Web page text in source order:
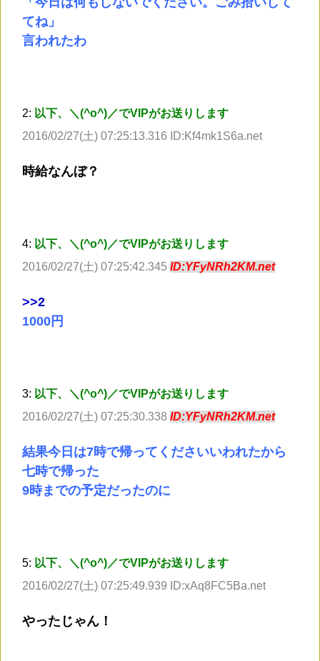
てね」
言われたわ
2: 以下、＼(^o^)／でVIPがお送りします
2016/02/27(土) 07:25:13.316 ID:Kf4mk1S6a.net
時給なんぼ？
4: 以下、＼(^o^)／でVIPがお送りします
2016/02/27(土) 07:25:42.345 ID:YFyNRh2KM.net
>>2
1000円
3: 以下、＼(^o^)／でVIPがお送りします
2016/02/27(土) 07:25:30.338 ID:YFyNRh2KM.net
結果今日は7時で帰ってくださいいわれたから
七時で帰った
9時までの予定だったのに
5: 以下、＼(^o^)／でVIPがお送りします
2016/02/27(土) 07:25:49.939 ID:xAq8FC5Ba.net
やったじゃん！